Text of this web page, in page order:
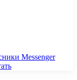
Messenger